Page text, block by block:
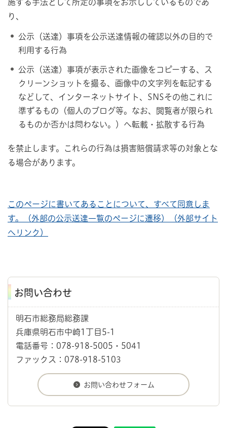
施する手法として所定の事項をお示ししているものであ
り、
公示（送達）事項を公示送達情報の確認以外の目的で
利用する行為
公示（送達）事項が表示された画像をコピーする、ス
クリーンショットを撮る、画像中の文字列を転記する
などして、インターネットサイト、SNSその他これに
準ずるもの（個人のブログ等。なお、閲覧者が限られ
るものか否かは問わない。）へ転載・拡散する行為
を禁止します。これらの行為は損害賠償請求等の対象とな
る場合があります。
このページに書いてあることについて、すべて同意しま
す。（外部の公示送達一覧のページに遷移）（外部サイト
へリンク）
お問い合わせ
明石市総務局総務課
兵庫県明石市中崎1丁目5-1
電話番号：078-918-5005・5041
ファックス：078-918-5103